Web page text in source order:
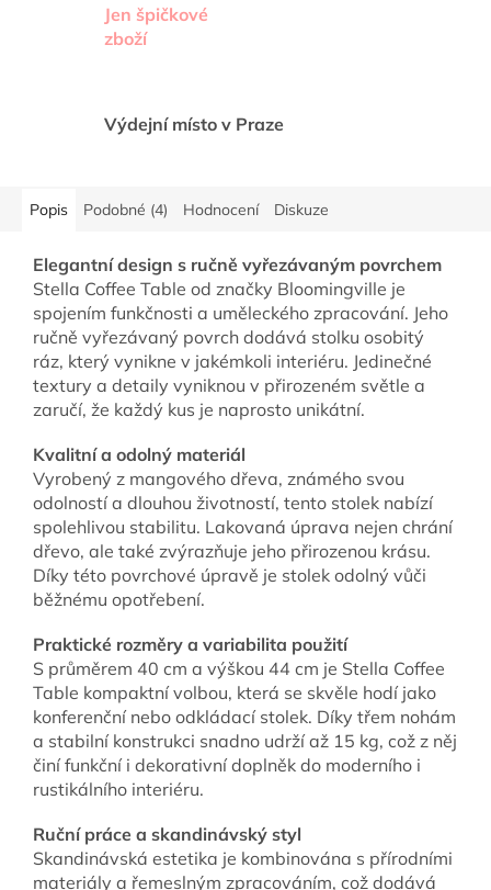
Jen špičkové
zboží
Výdejní místo v Praze
Popis Podobné (4) Hodnocení Diskuze
Elegantní design s ručně vyřezávaným povrchem
Stella Coffee Table od značky Bloomingville je
spojením funkčnosti a uměleckého zpracování. Jeho
ručně vyřezávaný povrch dodává stolku osobitý
ráz, který vynikne v jakémkoli interiéru. Jedinečné
textury a detaily vyniknou v přirozeném světle a
zaručí, že každý kus je naprosto unikátní.
Kvalitní a odolný materiál
Vyrobený z mangového dřeva, známého svou
odolností a dlouhou životností, tento stolek nabízí
spolehlivou stabilitu. Lakovaná úprava nejen chrání
dřevo, ale také zvýrazňuje jeho přirozenou krásu.
Díky této povrchové úpravě je stolek odolný vůči
běžnému opotřebení.
Praktické rozměry a variabilita použití
S průměrem 40 cm a výškou 44 cm je Stella Coffee
Table kompaktní volbou, která se skvěle hodí jako
konferenční nebo odkládací stolek. Díky třem nohám
a stabilní konstrukci snadno udrží až 15 kg, což z něj
činí funkční i dekorativní doplněk do moderního i
rustikálního interiéru.
Ruční práce a skandinávský styl
Skandinávská estetika je kombinována s přírodními
materiály a řemeslným zpracováním, což dodává